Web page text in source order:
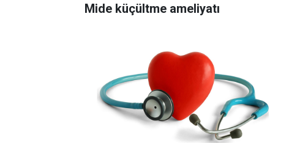
Mide küçültme ameliyatı